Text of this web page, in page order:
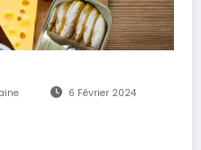
6 Février 2024